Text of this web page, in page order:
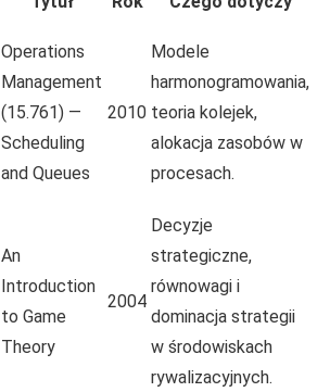
Operations
Management
(15.761) —
Scheduling
and Queues
2010
Modele
harmonogramowania,
teoria kolejek,
alokacja zasobów w
procesach.
An
Introduction
to Game
Theory
2004
Decyzje
strategiczne,
równowagi i
dominacja strategii
w środowiskach
rywalizacyjnych.